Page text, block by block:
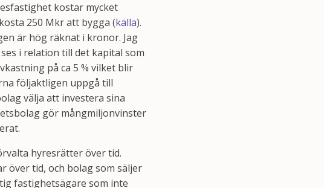
kostar mycket
250 Mkr att bygga (källa).
är hög räknat i kronor. Jag
i relation till det kapital som
på ca 5 % vilket blir
följaktligen uppgå till
välja att investera sina
gör mångmiljonvinster
hyresrätter över tid.
över tid, och bolag som säljer
fastighetsägare som inte